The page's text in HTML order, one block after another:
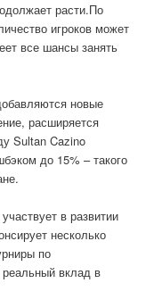
расти.По
игроков может
все шансы занять
новые
расширяется
Sultan Cazino
до 15% – такого
в развитии
несколько
по
реальный вклад в